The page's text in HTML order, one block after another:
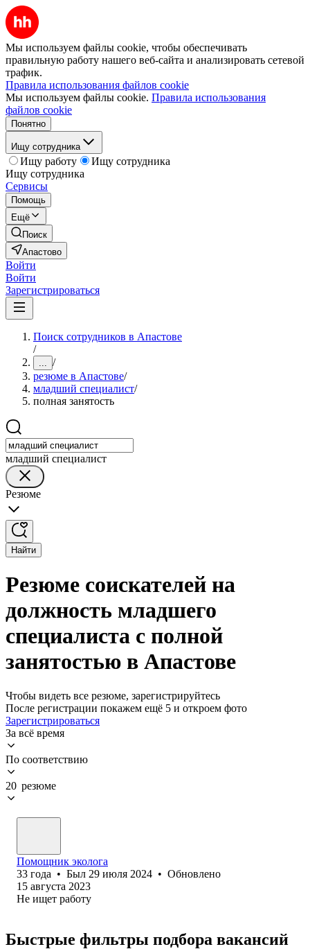
Мы используем файлы cookie, чтобы обеспечивать
правильную работу нашего веб-сайта и анализировать сетевой
трафик.
Правила использования файлов cookie
Мы используем файлы cookie. Правила использования
файлов cookie
Понятно
Ищу сотрудника
Ищу работу
Ищу сотрудника
Ищу сотрудника
Сервисы
Помощь
Ещё
Поиск
Апастово
Войти
Войти
Зарегистрироваться
Поиск сотрудников в Апастове
/
... /
резюме в Апастове/
младший специалист/
полная занятость
младший специалист
Резюме
Найти
Резюме соискателей на
должность младшего
специалиста с полной
занятостью в Апастове
Чтобы видеть все резюме, зарегистрируйтесь
После регистрации покажем ещё 5 и откроем фото
Зарегистрироваться
За всё время
По соответствию
20 резюме
Помощник эколога
33 года • Был 29 июля 2024 • Обновлено
15 августа 2023
Не ищет работу
Быстрые фильтры подбора вакансий